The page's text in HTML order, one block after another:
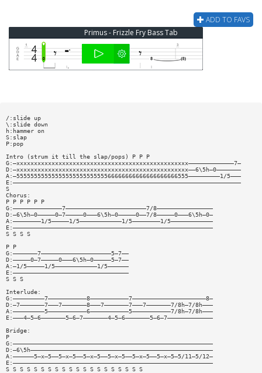
ADD TO FAVS
Primus - Frizzle Fry Bass Tab
/:slide up
\:slide down
h:hammer on
S:slap
P:pop
Intro (strum it till the slap/pops) P P P
G:—xxxxxxxxxxxxxxxxxxxxxxxxxxxxxxxxxxxxxxxxxxxxxxxxx—————————————7—
D:—xxxxxxxxxxxxxxxxxxxxxxxxxxxxxxxxxxxxxxxxxxxxxxxxx——6\5h—0———————
A:—5555555555555555555555555566666666666666666666555—————————1/5———
E:—————————————————————————————————————————————————————————————————
S
Chorus:
P P P P P P
G:——————————————7———————————————————————7/8————————————————
D:—6\5h—0—————0—7—————0———6\5h—0—————0——7/8—————0———6\5h—0—
A:————————1/5—————1/5————————————1/5————————1/5————————————
E:—————————————————————————————————————————————————————————
S S S S
P P
G:———————7————————————————————5—7——
D:—————0—7—————0———6\5h—0—————5—7——
A:—1/5—————1/5————————————1/5——————
E:—————————————————————————————————
S S S
Interlude:
G:—————————7———————————8———————————7—————————————————————8—
D:—7———————7———7———————8———7———————7———7———————7/8h—7/8h———
A:—————————5———————————6———————————5———————————7/8h—7/8h———
E:———4—5—6———————5—6—7———————4—5—6———————5—6—7—————————————
Bridge:
P
G:—————————————————————————————————————————————————————————
D:—6\5h————————————————————————————————————————————————————
A:——————5—x—5——5—x—5——5—x—5——5—x—5——5—x—5——5—x—5—5/11—5/12—
E:—————————————————————————————————————————————————————————
S S S S S S S S S S S S S S S S S S S S